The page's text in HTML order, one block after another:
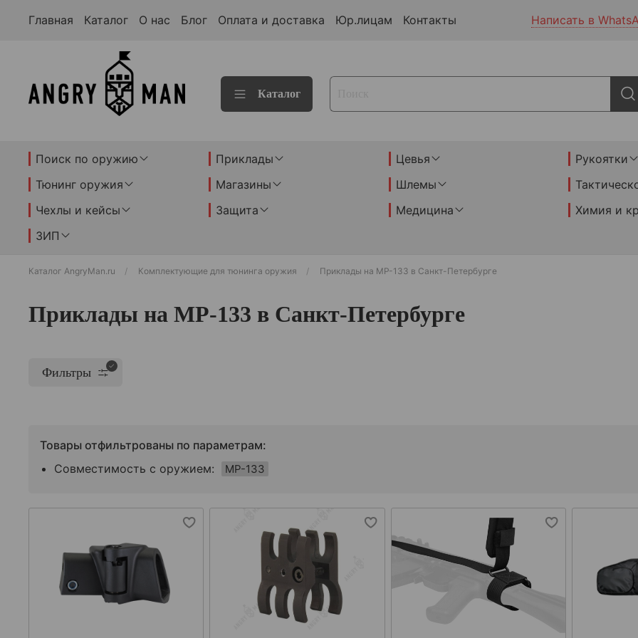
Главная Каталог О нас Блог Оплата и доставка Юр.лицам Контакты Написать в
Каталог
Поиск по оружию Приклады Цевья
Рукоятки
Тюнинг оружия
Магазины Шлемы
Чехлы и кейсы
Защита Медицина
Химия и
ЗИП
Каталог AngryMan.ru Комплектующие для тюнинга оружия Приклады на МР-133 в Санкт-Петербурге
Приклады на МР-133 в Санкт-Петербурге
Фильтры
Товары отфильтрованы по параметрам:
Совместимость с оружием:
МР-133